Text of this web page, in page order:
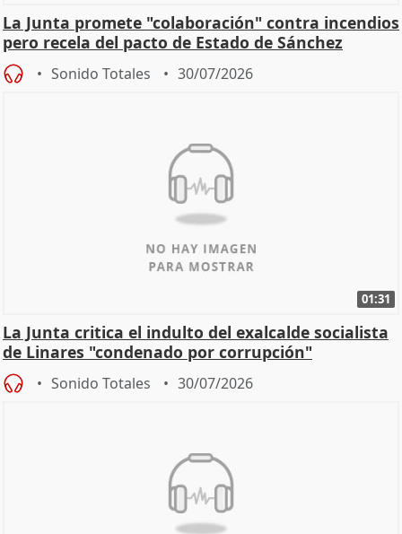
La Junta promete "colaboración" contra incendios
pero recela del pacto de Estado de Sánchez
Sonido Totales 30/07/2026
01:31
La Junta critica el indulto del exalcalde socialista
de Linares "condenado por corrupción"
Sonido Totales 30/07/2026